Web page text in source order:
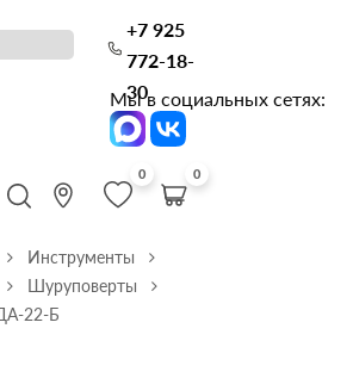
+7 925
772-18-
30
Мы в социальных сетях:
0 0
Инструменты
Шуруповерты
22-Б